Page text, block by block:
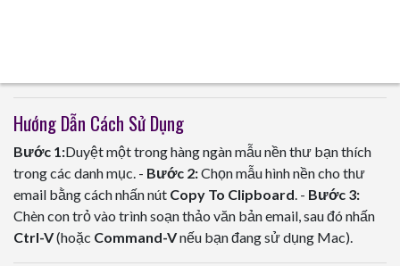
Hướng Dẫn Cách Sử Dụng
Bước 1:Duyệt một trong hàng ngàn mẫu nền thư bạn thích
trong các danh mục. - Bước 2:Chọn mẫu hình nền cho thư
email bằng cách nhấn nút Copy To Clipboard. - Bước 3:
Chèn con trỏ vào trình soạn thảo văn bản email, sau đó nhấn
Ctrl-V(hoặc Command-Vnếu bạn đang sử dụng Mac).